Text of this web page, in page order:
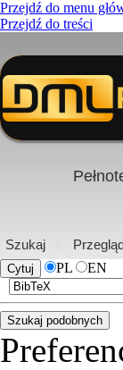
Przejdź do menu
Przejdź do treści
Szukaj
PL
EN